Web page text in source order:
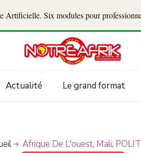
Six modules pour
Actualité Le grand format
Afrique De L'ouest, Mali,